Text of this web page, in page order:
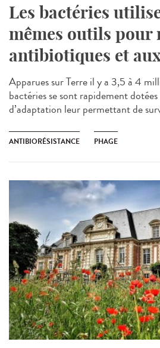
Les bactéries
mêmes outils pour
antibiotiques et
Apparues sur Terre il y a 3,5 à 4
bactéries se sont rapidement
d’adaptation leur permettant de
ANTIBIORÉSISTANCE PHAGE